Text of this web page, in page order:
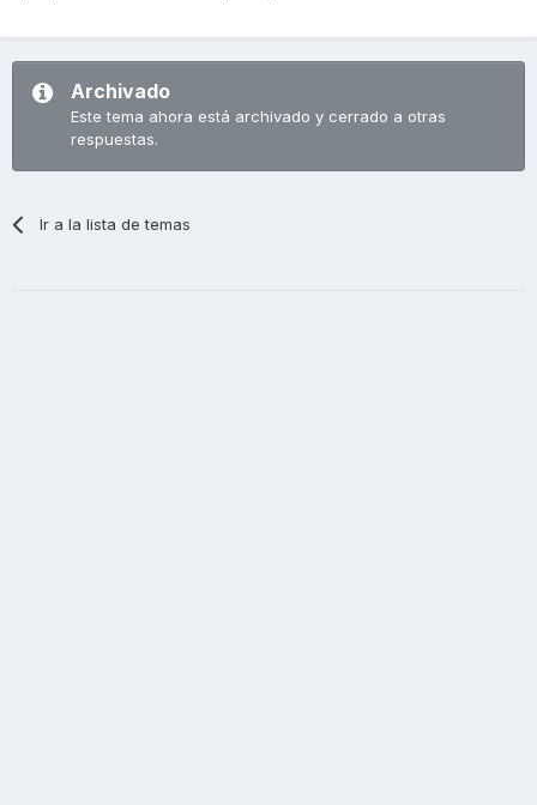
Archivado
Este tema ahora está archivado y cerrado a otras
respuestas.
Ir a la lista de temas